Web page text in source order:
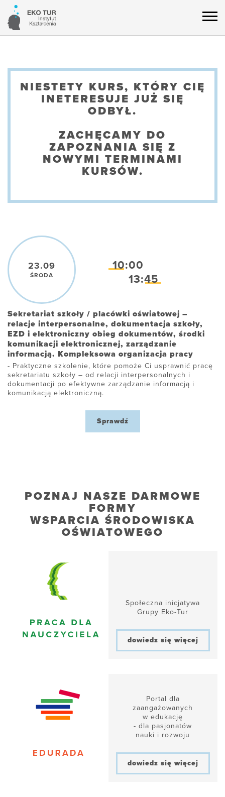
NIESTETY KURS, KTÓRY CIĘ
INETERESUJE JUŻ SIĘ
ODBYŁ.
ZACHĘCAMY DO
ZAPOZNANIA SIĘ Z
NOWYMI TERMINAMI
KURSÓW.
23.09
ŚRODA
10:00
13:45
Sekretariat szkoły / placówki oświatowej –
relacje interpersonalne, dokumentacja szkoły,
EZD i elektroniczny obieg dokumentów, środki
komunikacji elektronicznej, zarządzanie
informacją. Kompleksowa organizacja pracy
Praktyczne szkolenie, które pomoże Ci usprawnić pracę
sekretariatu szkoły – od relacji interpersonalnych i
dokumentacji po efektywne zarządzanie informacją i
komunikacją elektroniczną.
Sprawdź
POZNAJ NASZE DARMOWE
FORMY
WSPARCIA ŚRODOWISKA
OŚWIATOWEGO
Społeczna inicjatywa
Grupy Eko-Tur
dowiedz się więcej
Portal dla
zaangażowanych
w edukację
- dla pasjonatów
nauki i rozwoju
dowiedz się więcej